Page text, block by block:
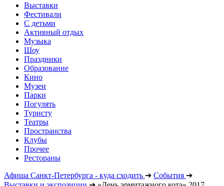
Выставки
Фестивали
С детьми
Активный отдых
Музыка
Шоу
Праздники
Образование
Кино
Музеи
Парки
Погулять
Туристу
Театры
Пространства
Клубы
Прочее
Рестораны
Афиша Санкт-Петербурга - куда сходить ➔ События ➔